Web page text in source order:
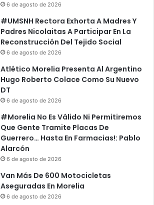
6 de agosto de 2026
#UMSNH Rectora Exhorta A Madres Y
Padres Nicolaitas A Participar En La
Reconstrucción Del Tejido Social
6 de agosto de 2026
Atlético Morelia Presenta Al Argentino
Hugo Roberto Colace Como Su Nuevo
DT
6 de agosto de 2026
#Morelia No Es Válido Ni Permitiremos
Que Gente Tramite Placas De
Guerrero… Hasta En Farmacias!: Pablo
Alarcón
6 de agosto de 2026
Van Más De 600 Motocicletas
Aseguradas En Morelia
6 de agosto de 2026